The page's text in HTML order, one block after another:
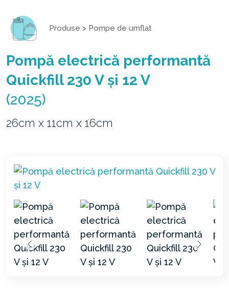
Produse > Pompe de umflat
Pompă electrică performantă
Quickfill 230 V și 12 V
(2025)
26cm x 11cm x 16cm